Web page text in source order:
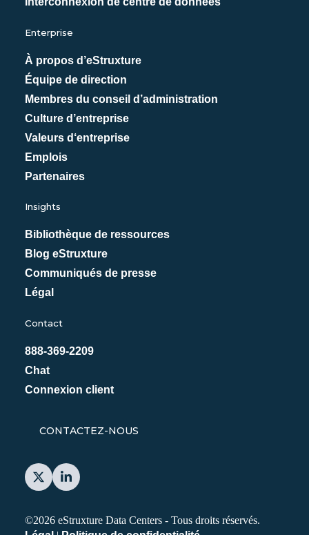
Enterprise
À propos d’eStruxture
Équipe de direction
Membres du conseil d’administration
Culture d’entreprise
Valeurs d‘entreprise
Emplois
Partenaires
Insights
Bibliothèque de ressources
Blog eStruxture
Communiqués de presse
Légal
Contact
888-369-2209
Chat
Connexion client
CONTACTEZ-NOUS
©2026 eStruxture Data Centers - Tous droits réservés.